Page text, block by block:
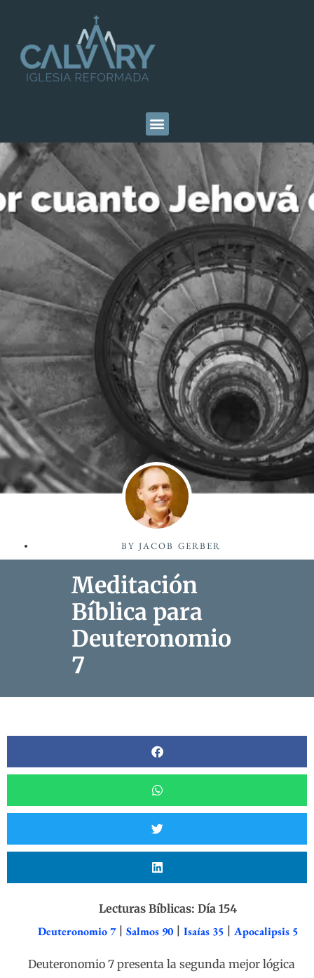
BY JACOB GERBER
Meditación
Bíblica para
Deuteronomio
7
Lecturas Bíblicas: Día 154
Deuteronomio 7| Salmos 90| Isaías 35| Apocalipsis 5
Deuteronomio 7 presenta la segunda mejor lógica